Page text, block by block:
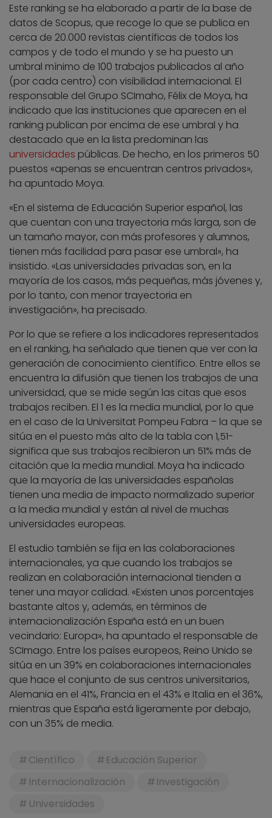
Este ranking se ha elaborado a partir de la base de
datos de Scopus, que recoge lo que se publica en
cerca de 20.000 revistas científicas de todos los
campos y de todo el mundo y se ha puesto un
umbral mínimo de 100 trabajos publicados al año
(por cada centro) con visibilidad internacional. El
responsable del Grupo SCImaho, Félix de Moya, ha
indicado que las instituciones que aparecen en el
ranking publican por encima de ese umbral y ha
destacado que en la lista predominan las
universidades públicas. De hecho, en los primeros 50
puestos «apenas se encuentran centros privados»,
ha apuntado Moya.
«En el sistema de Educación Superior español, las
que cuentan con una trayectoria más larga, son de
un tamaño mayor, con más profesores y alumnos,
tienen más facilidad para pasar ese umbral», ha
insistido. «Las universidades privadas son, en la
mayoría de los casos, más pequeñas, más jóvenes y,
por lo tanto, con menor trayectoria en
investigación», ha precisado.
Por lo que se refiere a los indicadores representados
en el ranking, ha señalado que tienen que ver con la
generación de conocimiento científico. Entre ellos se
encuentra la difusión que tienen los trabajos de una
universidad, que se mide según las citas que esos
trabajos reciben. El 1 es la media mundial, por lo que
en el caso de la Universitat Pompeu Fabra – la que se
sitúa en el puesto más alto de la tabla con 1,51-
significa que sus trabajos recibieron un 51% más de
citación que la media mundial. Moya ha indicado
que la mayoría de las universidades españolas
tienen una media de impacto normalizado superior
a la media mundial y están al nivel de muchas
universidades europeas.
El estudio también se fija en las colaboraciones
internacionales, ya que cuando los trabajos se
realizan en colaboración internacional tienden a
tener una mayor calidad. «Existen unos porcentajes
bastante altos y, además, en términos de
internacionalización España está en un buen
vecindario: Europa», ha apuntado el responsable de
SCImago. Entre los países europeos, Reino Unido se
sitúa en un 39% en colaboraciones internacionales
que hace el conjunto de sus centros universitarios,
Alemania en el 41%, Francia en el 43% e Italia en el 36%,
mientras que España está ligeramente por debajo,
con un 35% de media.
Científico
Educación Superior
Internacionalización
Investigación
Universidades